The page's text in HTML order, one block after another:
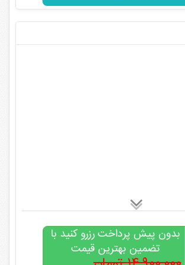
بدون پیش پرداخت رزرو کنید با
تضمین بهترین قیمت